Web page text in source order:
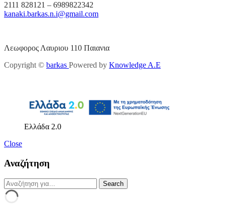
2111 828121 – 6989822342
kanaki.barkas.n.i@gmail.com
Λεωφορος Λαυριου 110 Παιανια
Copyright © barkas Powered by Knowledge A.E
Ελλάδα 2.0
Close
Αναζήτηση